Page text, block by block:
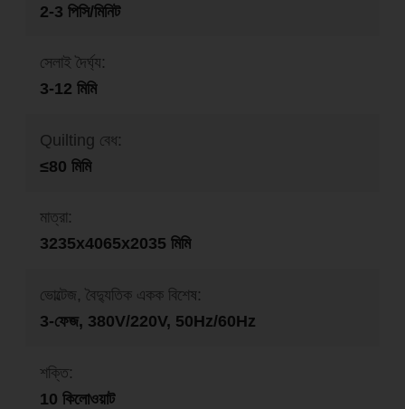
2-3 পিসি/মিনিট
সেলাই দৈর্ঘ্য:
3-12 মিমি
Quilting বেধ:
≤80 মিমি
মাত্রা:
3235x4065x2035 মিমি
ভোল্টেজ, বৈদ্যুতিক একক বিশেষ:
3-ফেজ, 380V/220V, 50Hz/60Hz
শক্তি:
10 কিলোওয়াট